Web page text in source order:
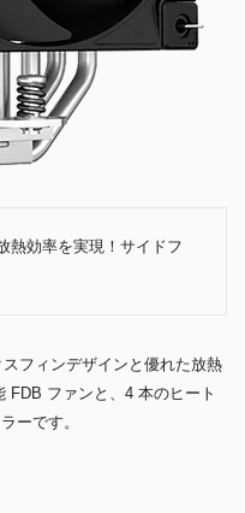
熱効率を実現！サイドフ
フィンデザインと優れた放熱
FDB ファンと、4 本のヒート
ーです。